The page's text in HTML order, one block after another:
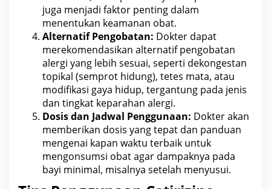
juga menjadi faktor penting dalam
menentukan keamanan obat.
Alternatif Pengobatan: Dokter dapat
merekomendasikan alternatif pengobatan
alergi yang lebih sesuai, seperti dekongestan
topikal (semprot hidung), tetes mata, atau
modifikasi gaya hidup, tergantung pada jenis
dan tingkat keparahan alergi.
Dosis dan Jadwal Penggunaan: Dokter akan
memberikan dosis yang tepat dan panduan
mengenai kapan waktu terbaik untuk
mengonsumsi obatagar dampaknya pada
bayi minimal, misalnya setelah menyusui.